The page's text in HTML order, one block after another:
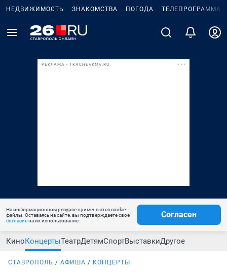
НЕДВИЖИМОСТЬ ЗНАКОМСТВА ПОГОДА ТЕЛЕПРОГРАММА
РЕКЛАМА • TKACHEVKMV.RU
На информационном ресурсе применяются cookie-
файлы. Оставаясь на сайте, вы подтверждаете свое
согласиена их использование.
Согласен
КиноКонцертыТеатрДетямСпортВыставкиДругое
СТАВРОПОЛЬ АФИША КОНЦЕРТЫ